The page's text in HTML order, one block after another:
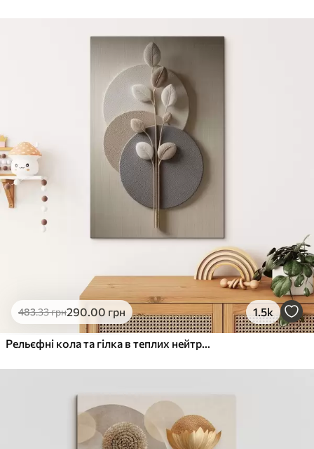
Яскраві, насичені кольори
Стійкість до вицвітання
Безпечне чорнило без запаху
Поверхня з текстурою полотна
Екологічний матеріал
Преміум
Від363
Яскраві, насичені кольори
Стійкість до вицвітання
Безпечне чорнило без запаху
Поверхня з текстурою полотна
Еко-Преміум
.00грн
✓Яскраві, насичені кольори
Поверхня з текстурою полотна
Екологічний матеріал
483.33грн290.00 грн 1.5k
Рельєфні кола та гілка в теплих нейтральних тонах